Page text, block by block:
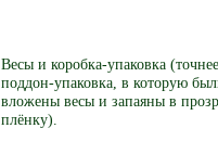
Весы и коробка-упаковка (точнее,
поддон-упаковка, в которую
вложены весы и запаяны в
плёнку).